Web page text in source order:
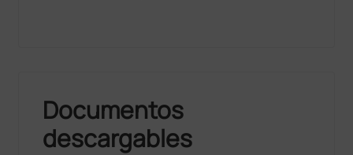
Documentos
descargables